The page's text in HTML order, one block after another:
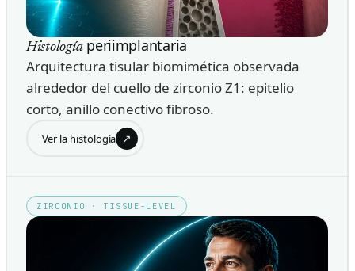
Histologíaperiimplantaria
Arquitectura tisular biomimética observada
alrededor del cuello de zirconio Z1: epitelio
corto, anillo conectivo fibroso.
Ver la histología ↗
ZIRCONIO · TISSUE-LEVEL